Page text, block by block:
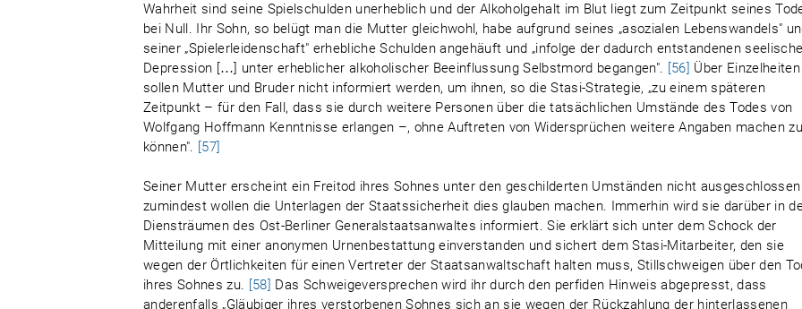
Wahrheit sind seine Spielschulden unerheblich und der Alkoholgehalt im Blut liegt zum Zeitpunkt seines
bei Null. Ihr Sohn, so belügt man die Mutter gleichwohl, habe aufgrund seines „asozialen Lebenswandels"
seiner „Spielerleidenschaft" erhebliche Schulden angehäuft und „infolge der dadurch entstandenen
Depression […] unter erheblicher alkoholischer Beeinflussung Selbstmord begangen". [56] Über Einzelheiten
sollen Mutter und Bruder nicht informiert werden, um ihnen, so die Stasi-Strategie, „zu einem späteren
Zeitpunkt – für den Fall, dass sie durch weitere Personen über die tatsächlichen Umstände des Todes von
Wolfgang Hoffmann Kenntnisse erlangen –, ohne Auftreten von Widersprüchen weitere Angaben machen zu
können". [57]
Seiner Mutter erscheint ein Freitod ihres Sohnes unter den geschilderten Umständen nicht
zumindest wollen die Unterlagen der Staatssicherheit dies glauben machen. Immerhin wird sie darüber in
Diensträumen des Ost-Berliner Generalstaatsanwaltes informiert. Sie erklärt sich unter dem Schock der
Mitteilung mit einer anonymen Urnenbestattung einverstanden und sichert dem Stasi-Mitarbeiter, den sie
wegen der Örtlichkeiten für einen Vertreter der Staatsanwaltschaft halten muss, Stillschweigen über den
ihres Sohnes zu. [58] Das Schweigeversprechen wird ihr durch den perfiden Hinweis abgepresst, dass
anderenfalls „Gläubiger ihres verstorbenen Sohnes sich an sie wegen der Rückzahlung der hinterlassenen